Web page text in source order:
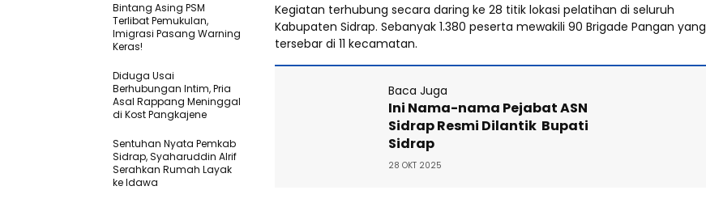
Kegiatan terhubung secara daring ke 28 titik lokasi pelatihan di seluruh
Kabupaten Sidrap. Sebanyak 1.380 peserta mewakili 90 Brigade Pangan yang
tersebar di 11 kecamatan.
Baca Juga
Ini Nama-nama Pejabat ASN
Sidrap Resmi Dilantik Bupati
Sidrap
28 OKT 2025
Bintang Asing PSM
Terlibat Pemukulan,
Imigrasi Pasang Warning
Keras!
Diduga Usai
Berhubungan Intim, Pria
Asal Rappang Meninggal
di Kost Pangkajene
Sentuhan Nyata Pemkab
Sidrap, Syaharuddin Alrif
Serahkan Rumah Layak
ke Idawa